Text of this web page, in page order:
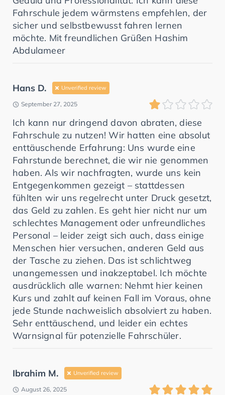
Fahrschule jedem wärmstens empfehlen, der
sicher und selbstbewusst fahren lernen
möchte. Mit freundlichen Grüßen Hashim
Abdulameer
Hans D. Unverified review
September 27, 2025
Ich kann nur dringend davon abraten, diese
Fahrschule zu nutzen! Wir hatten eine absolut
enttäuschende Erfahrung: Uns wurde eine
Fahrstunde berechnet, die wir nie genommen
haben. Als wir nachfragten, wurde uns kein
Entgegenkommen gezeigt – stattdessen
fühlten wir uns regelrecht unter Druck gesetzt,
das Geld zu zahlen. Es geht hier nicht nur um
schlechtes Management oder unfreundliches
Personal – leider zeigt sich auch, dass einige
Menschen hier versuchen, anderen Geld aus
der Tasche zu ziehen. Das ist schlichtweg
unangemessen und inakzeptabel. Ich möchte
ausdrücklich alle warnen: Nehmt hier keinen
Kurs und zahlt auf keinen Fall im Voraus, ohne
jede Stunde nachweislich absolviert zu haben.
Sehr enttäuschend, und leider ein echtes
Warnsignal für potenzielle Fahrschüler.
Ibrahim M. Unverified review
August 26, 2025